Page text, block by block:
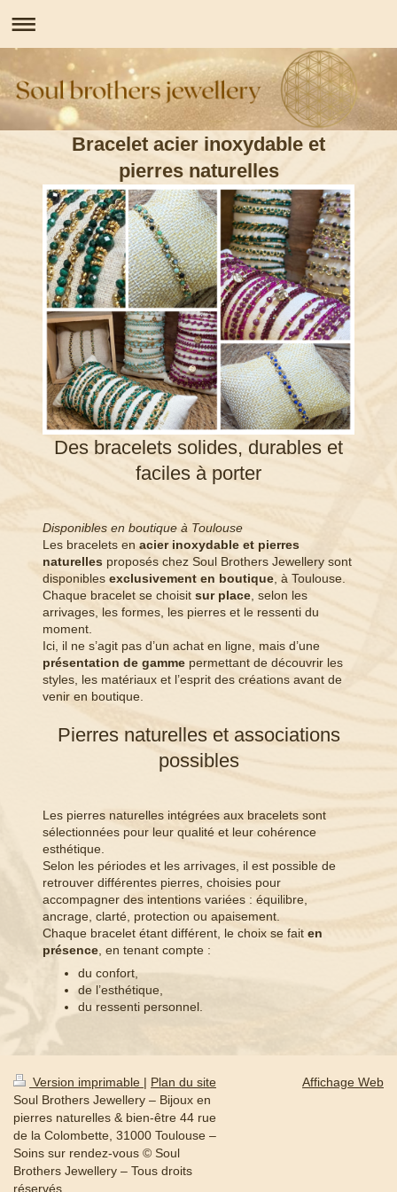
Bracelet acier inoxydable et
pierres naturelles
Des bracelets solides, durables et
faciles à porter
Disponibles en boutique à Toulouse
Les bracelets en acier inoxydable et pierres
naturelles proposés chez Soul Brothers Jewellery sont
disponibles exclusivement en boutique , à Toulouse.
Chaque bracelet se choisit sur place , selon les
arrivages, les formes, les pierres et le ressenti du
moment.
Ici, il ne s’agit pas d’un achat en ligne, mais d’une
présentation de gamme permettant de découvrir les
styles, les matériaux et l’esprit des créations avant de
venir en boutique.
Pierres naturelles et associations
possibles
Les pierres naturelles intégrées aux bracelets sont
sélectionnées pour leur qualité et leur cohérence
esthétique.
Selon les périodes et les arrivages, il est possible de
retrouver différentes pierres, choisies pour
accompagner des intentions variées : équilibre,
ancrage, clarté, protection ou apaisement.
Chaque bracelet étant différent, le choix se fait en
présence , en tenant compte :
du confort,
de l’esthétique,
du ressenti personnel.
Version imprimable | Plan du site
Soul Brothers Jewellery – Bijoux en
pierres naturelles & bien-être 44 rue
de la Colombette, 31000 Toulouse –
Soins sur rendez-vous © Soul
Brothers Jewellery – Tous droits
réservés
Affichage Web